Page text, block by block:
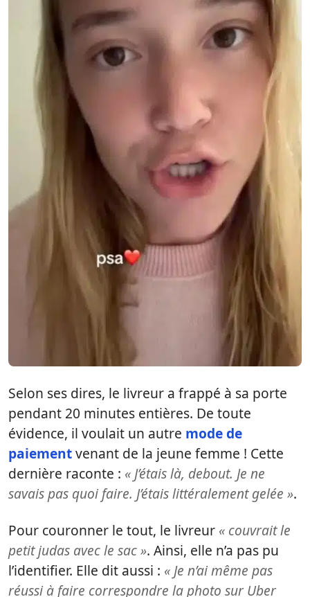
Selon ses dires, le livreur a frappé à sa porte
pendant 20 minutes entières. De toute
évidence, il voulait un autre mode de
paiementvenant de la jeune femme ! Cette
dernière raconte : « J’étais là, debout. Je ne
savais pas quoi faire. J’étais littéralement gelée ».
Pour couronner le tout, le livreur « couvrait le
petit judas avec le sac ». Ainsi, elle n’a pas pu
l’identifier. Elle dit aussi : « Je n’ai même pas
réussi à faire correspondre la photo sur Uber